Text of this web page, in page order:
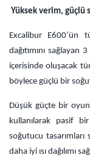
Yüksek verim, güçlü
Excalibur E600’ün
dağıtımını
içerisinde oluşacak
böylece güçlü bir
Düşük güçte bir
kullanılarak pasif
soğutucu tasarımları
daha iyi ısı dağılımı